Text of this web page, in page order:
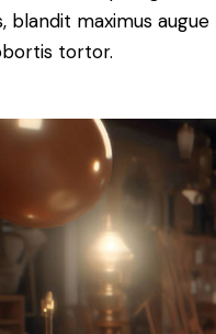
blandit maximus
tortor.